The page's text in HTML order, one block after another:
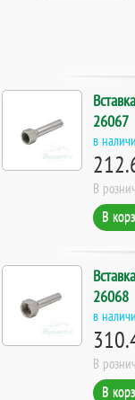
26067
в
В
В
26068
в
В
В